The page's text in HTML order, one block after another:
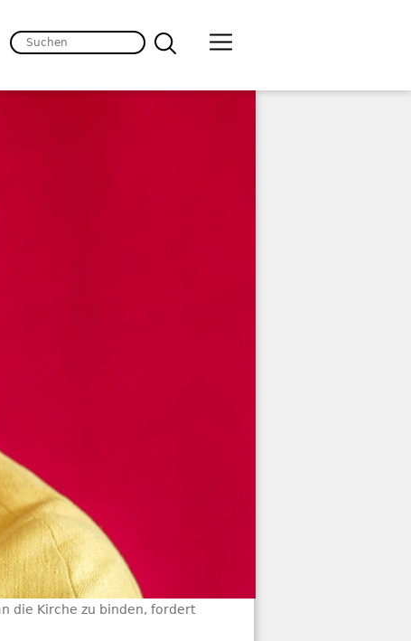
die Kirche zu binden, fordert